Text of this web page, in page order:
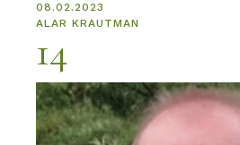
08.02.2023
ALAR KRAUTMAN
14